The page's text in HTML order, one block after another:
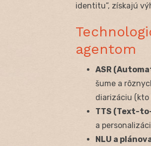
identitu”, získajú
agentom
ASR
šume a
diarizáciu (kto
TTS (Text-
a
NLU a